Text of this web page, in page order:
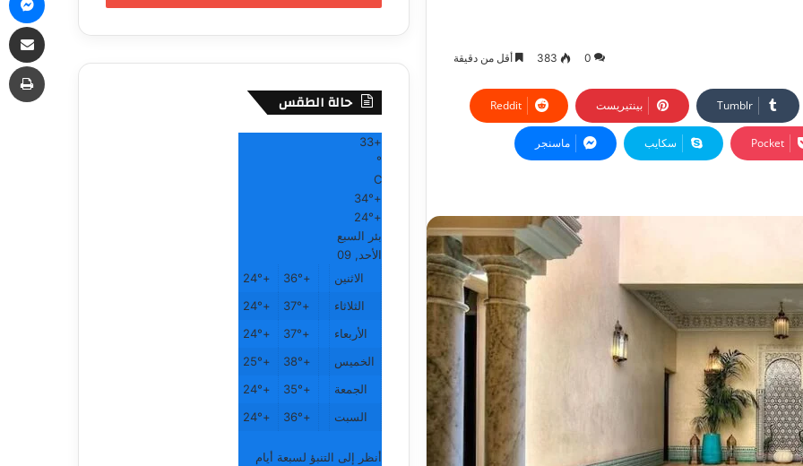
0
383 أقل من دقيقة
بينتيريست
‫Pocket سكايب ماسنجر
حالة الطقس
+
33
°
C
+
34°
+
24°
بئر السبع
الأحد, 09
الاثنين
+
36°
+
24°
الثلاثاء
+
37°
+
24°
الأربعاء
+
37°
+
24°
الخميس
+
38°
+
25°
الجمعة
+
35°
+
24°
السبت
+
36°
+
24°
أنظر إلى التنبؤ لسبعة أيام